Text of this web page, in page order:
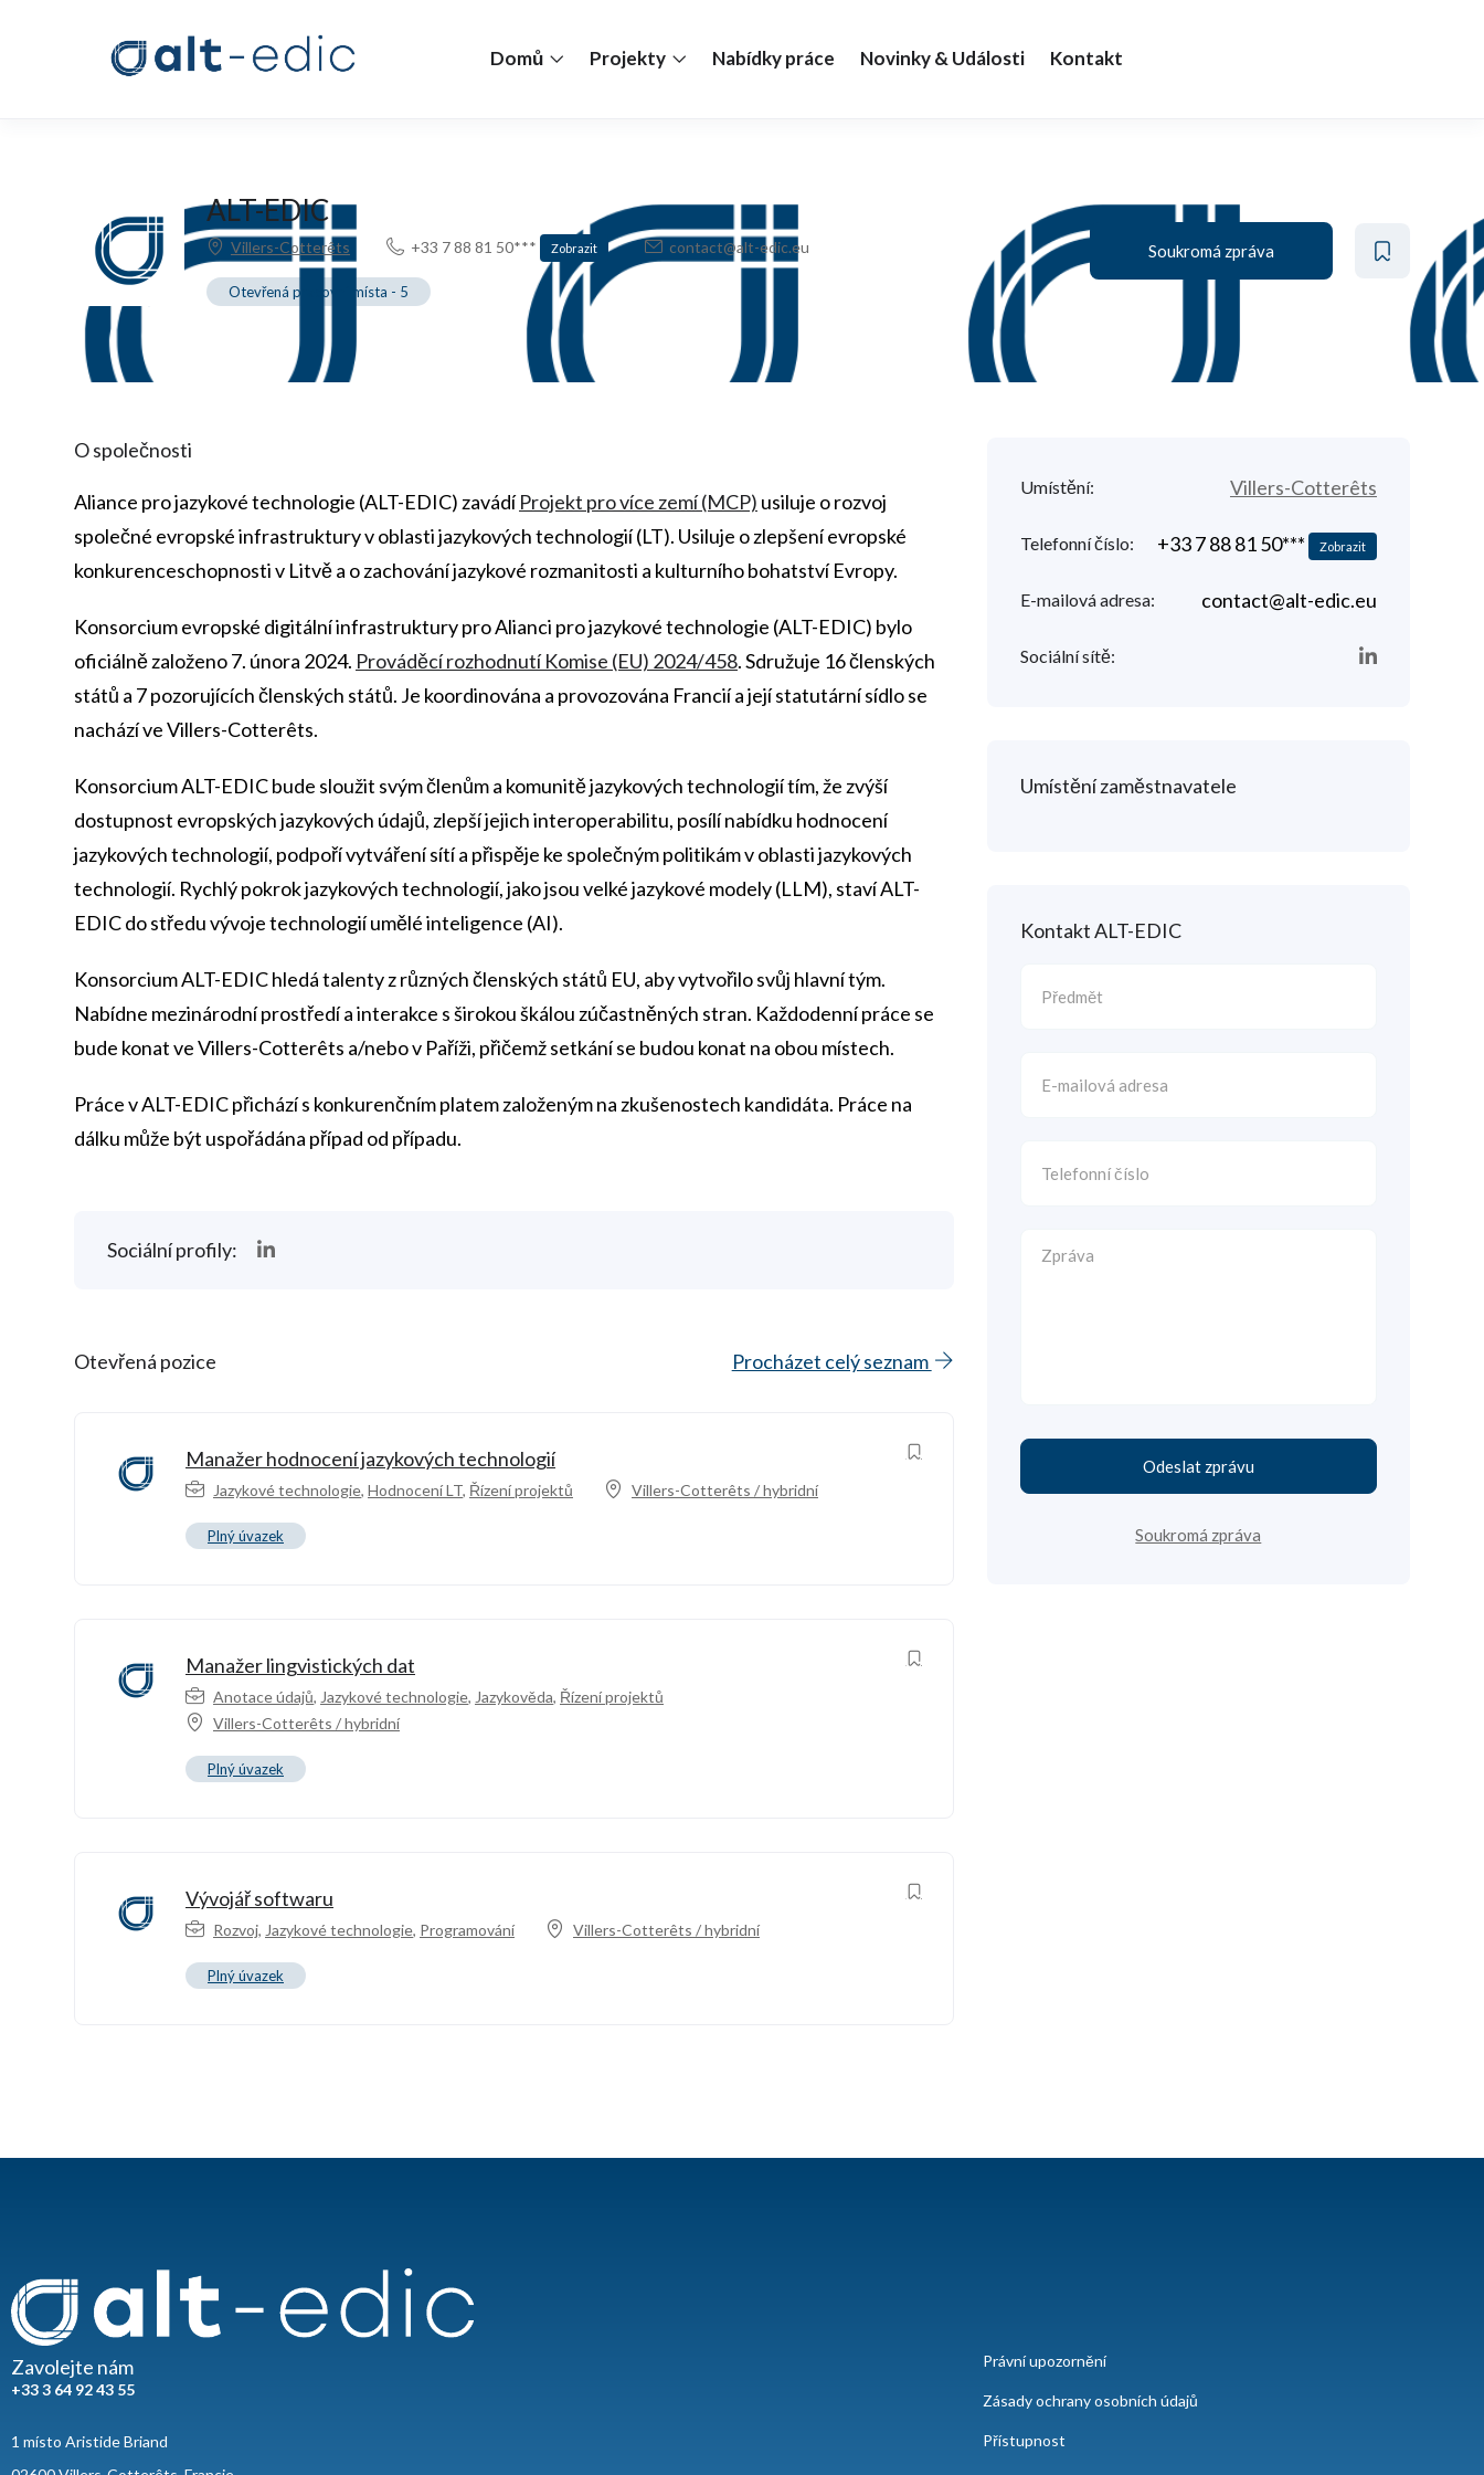
Domů Projekty Nabídky práce Novinky & Události Kontakt
ALT-EDIC
Villers-Cotterêts +33 7 88 81 50*** Zobrazit contact@alt-edic.eu
Otevřená pracovní místa - 5
Soukromá zpráva
O společnosti
Aliance pro jazykové technologie (ALT-EDIC) zavádíProjekt pro více zemí (MCP) usiluje o rozvoj
společné evropské infrastruktury v oblasti jazykových technologií (LT). Usiluje o zlepšení evropské
konkurenceschopnosti v Litvě a o zachování jazykové rozmanitosti a kulturního bohatství Evropy.
Konsorcium evropské digitální infrastruktury pro Alianci pro jazykové technologie (ALT-EDIC) bylo
oficiálně založeno 7. února 2024. Prováděcí rozhodnutí Komise (EU) 2024/458. Sdružuje 16 členských
států a 7 pozorujících členských států. Je koordinována a provozována Francií a její statutární sídlo se
nachází ve Villers-Cotterêts.
Konsorcium ALT-EDIC bude sloužit svým členům a komunitě jazykových technologií tím, že zvýší
dostupnost evropských jazykových údajů, zlepší jejich interoperabilitu, posílí nabídku hodnocení
jazykových technologií, podpoří vytváření sítí a přispěje ke společným politikám v oblasti jazykových
technologií. Rychlý pokrok jazykových technologií, jako jsou velké jazykové modely (LLM), staví ALT-
EDIC do středu vývoje technologií umělé inteligence (AI).
Konsorcium ALT-EDIC hledá talenty z různých členských států EU, aby vytvořilo svůj hlavní tým.
Nabídne mezinárodní prostředí a interakce s širokou škálou zúčastněných stran. Každodenní práce se
bude konat ve Villers-Cotterêts a/nebo v Paříži, přičemž setkání se budou konat na obou místech.
Práce v ALT-EDIC přichází s konkurenčním platem založeným na zkušenostech kandidáta. Práce na
dálku může být uspořádána případ od případu.
Sociální profily:
Otevřená pozice Procházet celý seznam
Manažer hodnocení jazykových technologií
Jazykové technologie, Hodnocení LT, Řízení projektů Villers-Cotterêts / hybridní
Plný úvazek
Manažer lingvistických dat
Anotace údajů, Jazykové technologie, Jazykověda, Řízení projektů
Villers-Cotterêts / hybridní
Plný úvazek
Vývojář softwaru
Rozvoj, Jazykové technologie, Programování Villers-Cotterêts / hybridní
Plný úvazek
Umístění: Villers-Cotterêts
Telefonní číslo: +33 7 88 81 50*** Zobrazit
E-mailová adresa: contact@alt-edic.eu
Sociální sítě:
Umístění zaměstnavatele
Kontakt ALT-EDIC
Odeslat zprávu
Soukromá zpráva
Zavolejte nám
+33 3 64 92 43 55
1 místo Aristide Briand
Právní upozornění
Zásady ochrany osobních údajů
Přístupnost